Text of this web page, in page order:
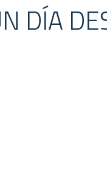
DÍA